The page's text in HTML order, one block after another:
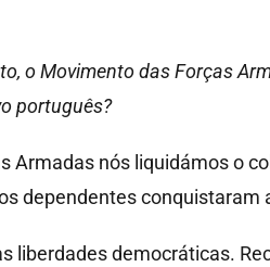
o Movimento das Forças
português?
nós liquidámos o
dependentes conquistaram
liberdades democráticas.